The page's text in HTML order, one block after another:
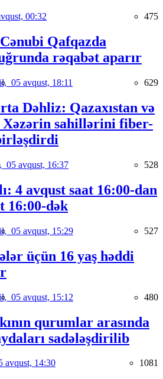
00:32 475
Qafqazda
rəqabət aparır
05 avqust, 18:11 629
Dəhliz: Qazaxıstan və
Xəzərin sahillərini fiber-
05 avqust, 16:37 528
4 avqust saat 16:00-dan
16:00-dək
05 avqust, 15:29 527
üçün 16 yaş həddi
05 avqust, 15:12 480
qurumlar arasında
sadələşdirilib
avqust, 14:30 1081